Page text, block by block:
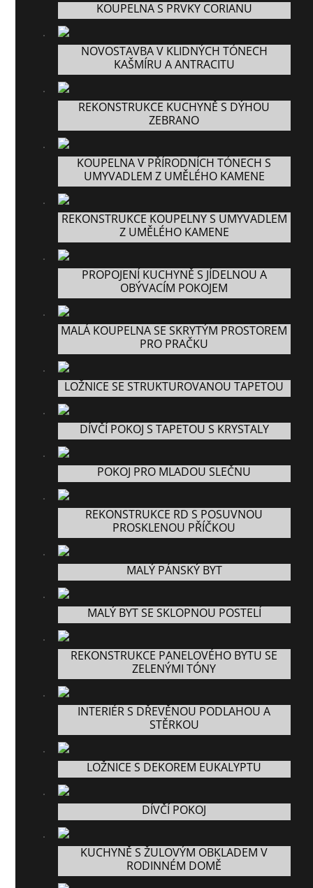
KOUPELNA S PRVKY CORIANU
NOVOSTAVBA V KLIDNÝCH TÓNECH
KAŠMÍRU A ANTRACITU
REKONSTRUKCE KUCHYNĚ S DÝHOU
ZEBRANO
KOUPELNA V PŘÍRODNÍCH TÓNECH S
UMYVADLEM Z UMĚLÉHO KAMENE
REKONSTRUKCE KOUPELNY S UMYVADLEM
Z UMĚLÉHO KAMENE
PROPOJENÍ KUCHYNĚ S JÍDELNOU A
OBÝVACÍM POKOJEM
MALÁ KOUPELNA SE SKRYTÝM PROSTOREM
PRO PRAČKU
LOŽNICE SE STRUKTUROVANOU TAPETOU
DÍVČÍ POKOJ S TAPETOU S KRYSTALY
POKOJ PRO MLADOU SLEČNU
REKONSTRUKCE RD S POSUVNOU
PROSKLENOU PŘÍČKOU
MALÝ PÁNSKÝ BYT
MALÝ BYT SE SKLOPNOU POSTELÍ
REKONSTRUKCE PANELOVÉHO BYTU SE
ZELENÝMI TÓNY
INTERIÉR S DŘEVĚNOU PODLAHOU A
STĚRKOU
LOŽNICE S DEKOREM EUKALYPTU
DÍVČÍ POKOJ
KUCHYNĚ S ŽULOVÝM OBKLADEM V
RODINNÉM DOMĚ